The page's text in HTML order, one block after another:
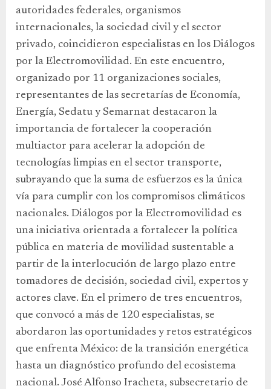
autoridades federales, organismos
internacionales, la sociedad civil y el sector
privado, coincidieron especialistas en los Diálogos
por la Electromovilidad. En este encuentro,
organizado por 11 organizaciones sociales,
representantes de las secretarías de Economía,
Energía, Sedatu y Semarnat destacaron la
importancia de fortalecer la cooperación
multiactor para acelerar la adopción de
tecnologías limpias en el sector transporte,
subrayando que la suma de esfuerzos es la única
vía para cumplir con los compromisos climáticos
nacionales. Diálogos por la Electromovilidad es
una iniciativa orientada a fortalecer la política
pública en materia de movilidad sustentable a
partir de la interlocución de largo plazo entre
tomadores de decisión, sociedad civil, expertos y
actores clave. En el primero de tres encuentros,
que convocó a más de 120 especialistas, se
abordaron las oportunidades y retos estratégicos
que enfrenta México: de la transición energética
hasta un diagnóstico profundo del ecosistema
nacional. José Alfonso Iracheta, subsecretario de